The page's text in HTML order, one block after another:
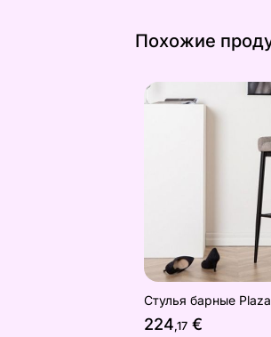
Похожие
Стулья барные
Стулья барные
224,17 €